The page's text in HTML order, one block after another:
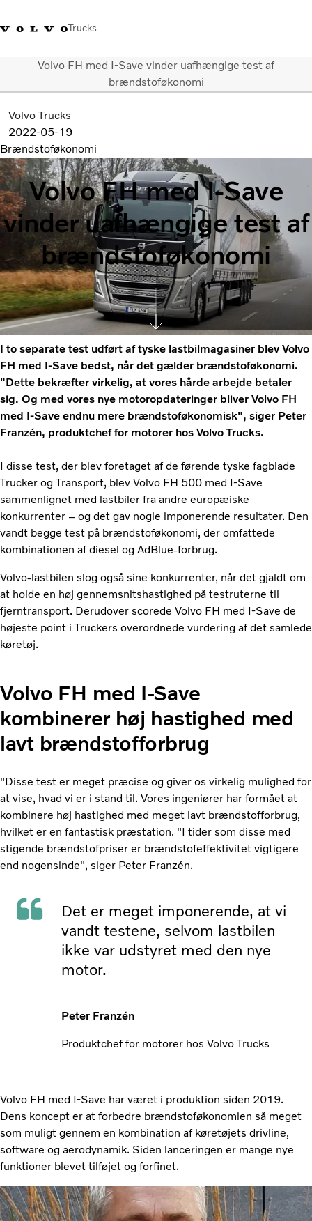
Trucks
+45 44 54 66 00 Volvo Trucks MerchandiseLog indDanmark
Transportløsninger
Lastbiler
Serviceydelser
Forhandlersøgning
Nyheder
Om os
Kontakt os
Volvo FH med I-Save vinder uafhængige test af
brændstoføkonomi
Volvo Trucks
2022-05-19
Brændstoføkonomi
Volvo FH med I-Save
vinder uafhængige test af
brændstoføkonomi
I to separate test udført af tyske lastbilmagasiner blev Volvo
FH med I-Save bedst, når det gælder brændstoføkonomi.
"Dette bekræfter virkelig, at vores hårde arbejde betaler
sig. Og med vores nye motoropdateringer bliver Volvo FH
med I-Save endnu mere brændstoføkonomisk", siger Peter
Franzén, produktchef for motorer hos Volvo Trucks.
I disse test, der blev foretaget af de førende tyske fagblade
Trucker og Transport, blev Volvo FH 500 med I-Save
sammenlignet med lastbiler fra andre europæiske
konkurrenter – og det gav nogle imponerende resultater. Den
vandt begge test på brændstoføkonomi, der omfattede
kombinationen af diesel og AdBlue-forbrug.
Volvo-lastbilen slog også sine konkurrenter, når det gjaldt om
at holde en høj gennemsnitshastighed på testruterne til
fjerntransport. Derudover scorede Volvo FH med I-Save de
højeste point i Truckers overordnede vurdering af det samlede
køretøj.
Volvo FH med I-Save
kombinerer høj hastighed med
lavt brændstofforbrug
"Disse test er meget præcise og giver os virkelig mulighed for
at vise, hvad vi er i stand til. Vores ingeniører har formået at
kombinere høj hastighed med meget lavt brændstofforbrug,
hvilket er en fantastisk præstation. "I tider som disse med
stigende brændstofpriser er brændstofeffektivitet vigtigere
end nogensinde", siger Peter Franzén.
Det er meget imponerende, at vi
vandt testene, selvom lastbilen
ikke var udstyret med den nye
motor.
Peter Franzén
Produktchef for motorer hos Volvo Trucks
Volvo FH med I-Save har været i produktion siden 2019.
Dens koncept er at forbedre brændstoføkonomien så meget
som muligt gennem en kombination af køretøjets drivline,
software og aerodynamik. Siden lanceringen er mange nye
funktioner blevet tilføjet og forfinet.